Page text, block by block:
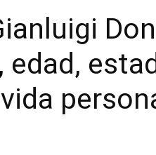
edad,